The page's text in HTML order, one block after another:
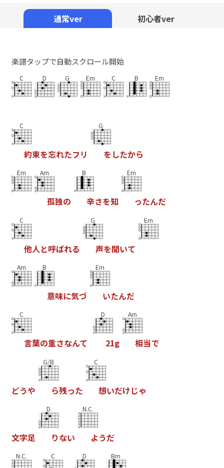
通常ver 初心者ver
楽譜タップで自動スクロール開始
C D G Em C B Em
C
約束を忘れたフ リ
G
をしたから
Em Am
孤独の
B
辛さを知
Em
ったんだ
C
他人と呼ばれる
G
声を聞いて
Em
Am B
意味に気づ
Em
いたんだ
C
言葉の重さなんて
D
21g
Am
相当で
どうや
G/B
ら残った
C
想いだけじゃ
文字足
D
りない
N.C.
ようだ
N.C. C D Bm